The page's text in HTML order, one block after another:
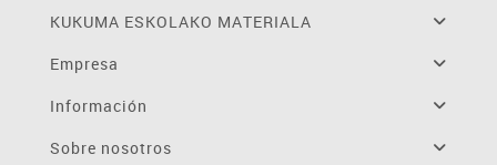
KUKUMA ESKOLAKO MATERIALA
Empresa
Información
Sobre nosotros